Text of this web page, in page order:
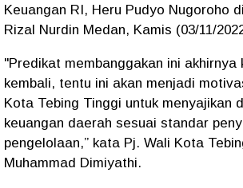
Keuangan RI, Heru Pudyo Nugoroho
Rizal Nurdin Medan, Kamis (03/11/
"Predikat membanggakan ini akhirnya
kembali, tentu ini akan menjadi
Kota Tebing Tinggi untuk menyajikan
keuangan daerah sesuai standar
pengelolaan,” kata Pj. Wali Kota
Muhammad Dimiyathi.